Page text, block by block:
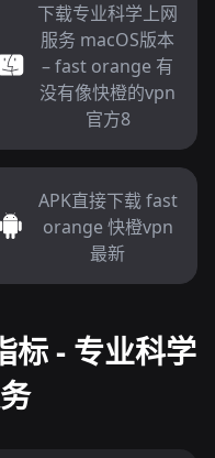
下载专业科学上网
服务 macOS版本
– fast orange 有
没有像快橙的vpn
官方8
APK直接下载 fast
orange 快橙vpn
最新
- 专业科学